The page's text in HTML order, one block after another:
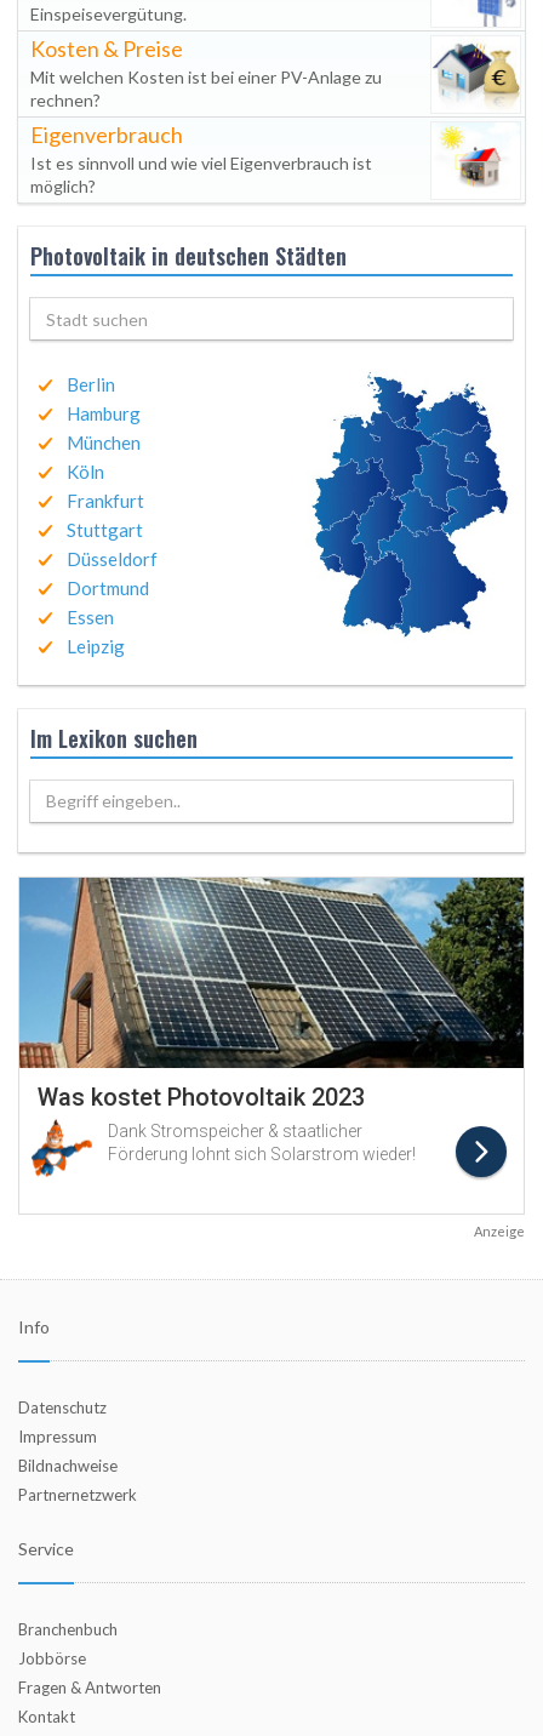
Einspeisevergütung.
Kosten & Preise
Mit welchen Kosten ist bei einer PV-Anlage zu
rechnen?
Eigenverbrauch
Ist es sinnvoll und wie viel Eigenverbrauch ist
möglich?
Photovoltaik in deutschen Städten
Berlin
Hamburg
München
Köln
Frankfurt
Stuttgart
Düsseldorf
Dortmund
Essen
Leipzig
Im Lexikon suchen
Begriff eingeben..
Anzeige
Info
Datenschutz
Impressum
Bildnachweise
Partnernetzwerk
Service
Branchenbuch
Jobbörse
Fragen & Antworten
Kontakt